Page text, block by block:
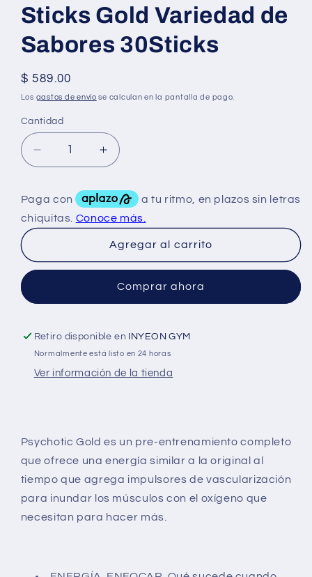
Sticks Gold Variedad de
Sabores 30Sticks
Precio
habitual
$ 589.00
Los gastos de envío se calculan en la pantalla de pago.
Cantidad
Reducir
cantidad
Insane
Labz
Psychotic
Gold
Aumentar
cantidad
para
Insane
Labz
Psychotic
Sticks
Gold
Agregar al carrito
Comprar ahora
Retiro disponible en INYEON GYM
Normalmente está listo en 24 horas
Ver información de la tienda
Psychotic Gold es un pre-entrenamiento completo
que ofrece una energía similar a la original al
tiempo que agrega impulsores de vascularización
para inundar los músculos con el oxígeno que
necesitan para hacer más.